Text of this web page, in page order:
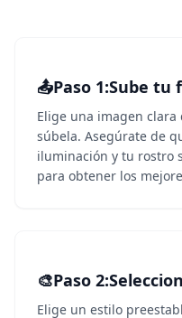
1
📤Paso 1:Sube tu
Elige una imagen
súbela. Asegúrate de
iluminación y tu rostro
para obtener los
2
🎨Paso 2:
Elige un estilo